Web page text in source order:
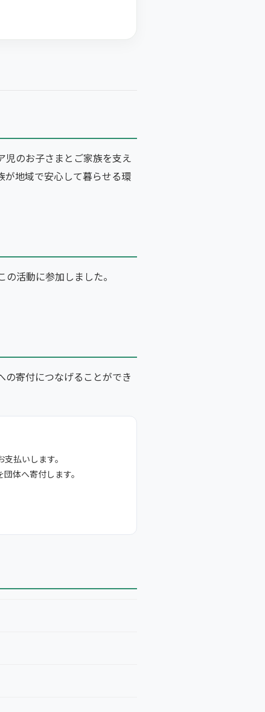
児のお子さまとご家族を支え
が地域で安心して暮らせる環
活動に参加しました。
の寄付につなげることができ
払いします。
体へ寄付します。